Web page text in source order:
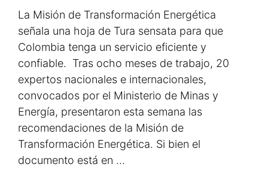
La Misión de Transformación Energética
señala una hoja de Tura sensata para que
Colombia tenga un servicio eficiente y
confiable. Tras ocho meses de trabajo, 20
expertos nacionales e internacionales,
convocados por el Ministerio de Minas y
Energía, presentaron esta semana las
recomendaciones de la Misión de
Transformación Energética. Si bien el
documento está en …